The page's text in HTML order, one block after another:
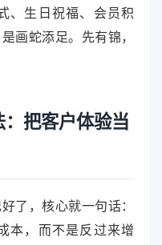
、生日祝福、会员积
画蛇添足。先有锦，
把客户体验当
了，核心就一句话：
本，而不是反过来增